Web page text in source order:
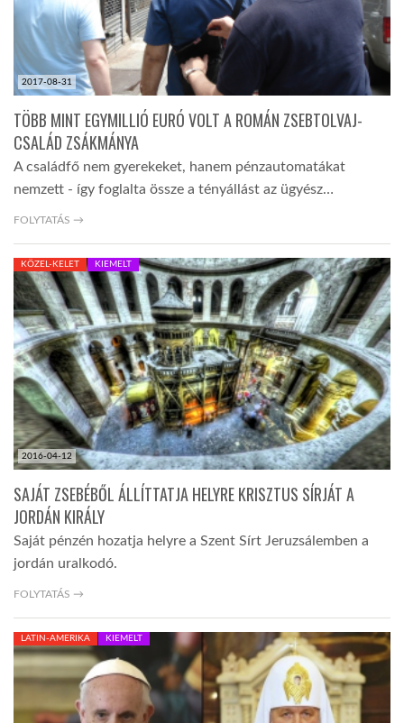
AFRIKA TUDÁSTÁR
A NAP SZÉPE
LINKTR.EE
DOBRAVERO.HU
LATIMO.HU
GLOBOBOOK
2017-08-31
TÖBB MINT EGYMILLIÓ EURÓ VOLT A ROMÁN ZSEBTOLVAJ-
CSALÁD ZSÁKMÁNYA
A családfő nem gyerekeket, hanem pénzautomatákat
nemzett - így foglalta össze a tényállást az ügyész…
FOLYTATÁS →
2016-04-12
KÖZEL-KELET KIEMELT
SAJÁT ZSEBÉBŐL ÁLLÍTTATJA HELYRE KRISZTUS SÍRJÁT A
JORDÁN KIRÁLY
Saját pénzén hozatja helyre a Szent Sírt Jeruzsálemben a
jordán uralkodó.
FOLYTATÁS →
LATIN-AMERIKA KIEMELT